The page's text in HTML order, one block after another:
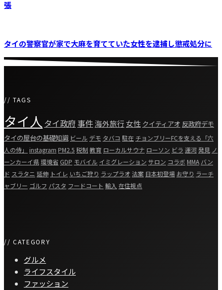
張
タイの警察官が家で大麻を育てていた女性を逮捕し懲戒処分に
// TAGS
タイ人 タイ政府 事件海外旅行女性 クイティアオ 反政府デモ
タイの屋台の基礎知識 ビール デモ タバコ 駐在 チョンブリーFCを支える「六
人の侍」
instagram PM2.5 税制 教育 ローカルサウナ ローソン ビラ 運河発見 ノ
ーンカーイ県環境省 GDP モバイル イミグレーション サロン コラボ MMA バン
ド スラタニ 延伸 トイレ いちご狩り ラップラオ 法案 日本初登場 お守り ラーチ
ャブリー ゴルフ パスタ フードコート 輸入 在住視点
// CATEGORY
グルメ
ライフスタイル
ファッション